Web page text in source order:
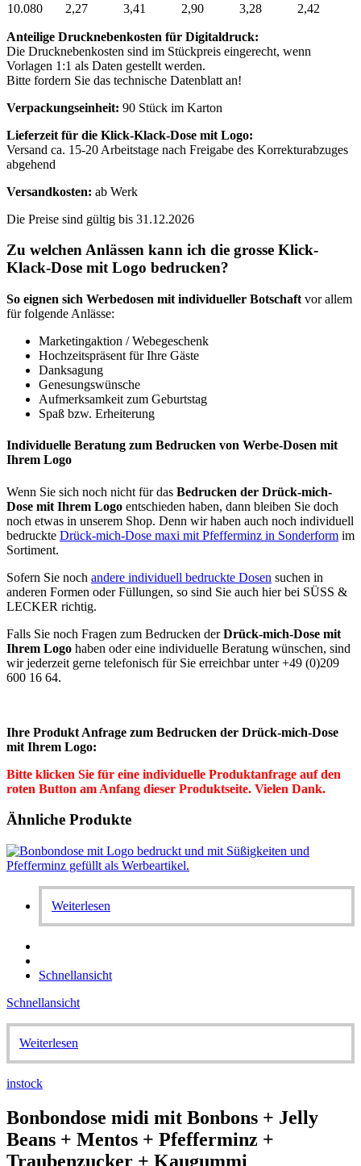
10.080
2,27 3,41 2,90 3,28 2,42
Anteilige Drucknebenkosten für Digitaldruck:
Die Drucknebenkosten sind im Stückpreis eingerecht, wenn
Vorlagen 1:1 als Daten gestellt werden.
Bitte fordern Sie das technische Datenblatt an!
Verpackungseinheit: 90 Stück im Karton
Lieferzeit für die Klick-Klack-Dose mit Logo:
Versand ca. 15-20 Arbeitstage nach Freigabe des Korrekturabzuges
abgehend
Versandkosten: ab Werk
Die Preise sind gültig bis 31.12.2026
Zu welchen Anlässen kann ich die grosse Klick-
Klack-Dose mit Logo bedrucken?
So eignen sich Werbedosen mit individueller Botschaft vor allem
für folgende Anlässe:
Marketingaktion / Webegeschenk
Hochzeitspräsent für Ihre Gäste
Danksagung
Genesungswünsche
Aufmerksamkeit zum Geburtstag
Spaß bzw. Erheiterung
Individuelle Beratung zum Bedrucken von Werbe-Dosen mit
Ihrem Logo
Wenn Sie sich noch nicht für das Bedrucken der Drück-mich-
Dose mit Ihrem Logo entschieden haben, dann bleiben Sie doch
noch etwas in unserem Shop. Denn wir haben auch noch individuell
bedruckte Drück-mich-Dose maxi mit Pfefferminz in Sonderform im
Sortiment.
Sofern Sie noch andere individuell bedruckte Dosen suchen in
anderen Formen oder Füllungen, so sind Sie auch hier bei SÜSS &
LECKER richtig.
Falls Sie noch Fragen zum Bedrucken derDrück-mich-Dose mit
Ihrem Logo haben oder eine individuelle Beratung wünschen, sind
wir jederzeit gerne telefonisch für Sie erreichbar unter +49 (0)209
600 16 64.
Ihre Produkt Anfrage zum Bedrucken der Drück-mich-Dose
mit Ihrem Logo:
Bitte klicken Sie für eine individuelle Produktanfrage auf den
roten Button am Anfang dieser Produktseite. Vielen Dank.
Ähnliche Produkte
Weiterlesen
Schnellansicht
Schnellansicht
Weiterlesen
instock
Bonbondose midi mit Bonbons + Jelly
Beans + Mentos + Pfefferminz +
Traubenzucker + Kaugummi